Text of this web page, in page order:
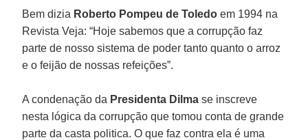
Bem dizia Roberto Pompeu de Toledo em 1994 na
Revista Veja: “Hoje sabemos que a corrupção faz
parte de nosso sistema de poder tanto quanto o arroz
e o feijão de nossas refeições”.
A condenação da Presidenta Dilma se inscreve
nesta lógica da corrupção que tomou conta de grande
parte da casta politica. O que faz contra ela é uma